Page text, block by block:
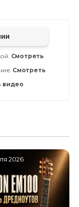
Смотреть
Смотреть
видео
2026